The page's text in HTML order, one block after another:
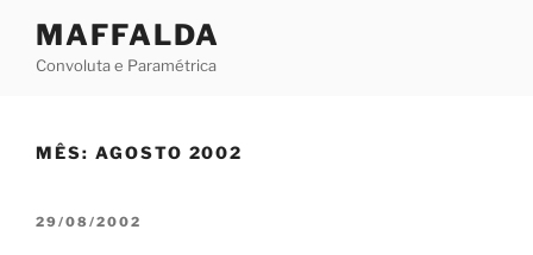
content
MAFFALDA
Convoluta e Paramétrica
MÊS: AGOSTO 2002
POSTED
29/08/2002